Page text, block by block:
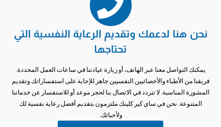
نحن هنا لدعمك وتقديم الرعاية النفسية التي
تحتاجها
يمكنك التواصل معنا عبر الهاتف، أو زيارة عيادتنا في ساعات العمل المحددة.
فريقنا من الأطباء والأخصائيين النفسيين جاهز للإجابة على استفساراتك وتقديم
المشورة المناسبة. لا تتردد في الاتصال بنا لحجز موعد أو للاستفسار عن خدماتنا
المتنوعة. نحن في ساي كير كلينك ملتزمون بتقديم أفضل رعاية نفسية لك
ولأحبائك.